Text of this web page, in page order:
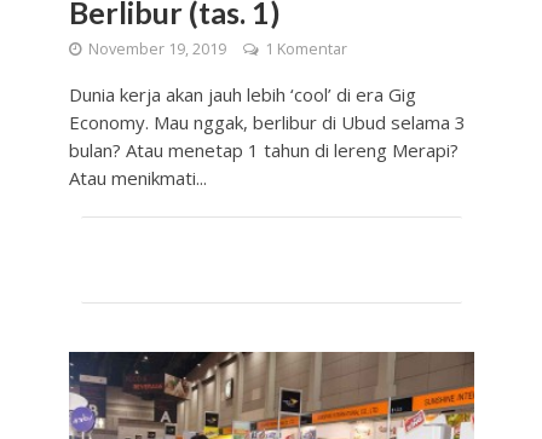
Berlibur (tas. 1)
November 19, 2019 1 Komentar
Dunia kerja akan jauh lebih ‘cool’ di era Gig
Economy. Mau nggak, berlibur di Ubud selama 3
bulan? Atau menetap 1 tahun di lereng Merapi?
Atau menikmati...